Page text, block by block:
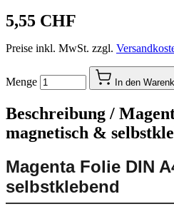
5,55 CHF
Preise inkl. MwSt. zzgl.
Menge In den
Beschreibung /
magnetisch &
Magenta Folie DIN
selbstklebend